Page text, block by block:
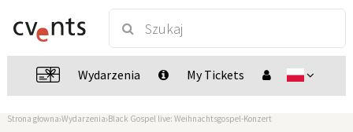
Wydarzenia My Tickets
Strona głowna Wydarzenia Black Gospel live: Weihnachtsgospel-Konzert